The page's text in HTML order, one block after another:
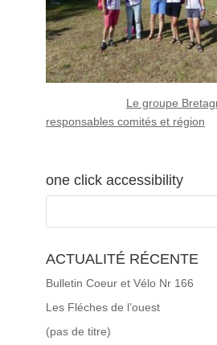
Le groupe
responsables comités et région
one click accessibility
ACTUALITÉ RÉCENTE
Bulletin Coeur et Vélo Nr 166
Les Fléches de l’ouest
(pas de titre)